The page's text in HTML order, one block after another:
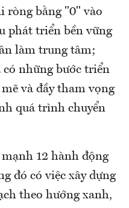
ròng bằng "0" vào
phát triển bền vững
làm trung tâm;
những bước triển
và đầy tham vọng
quá trình chuyển
12 hành động
đó có việc xây dựng
theo hướng xanh,